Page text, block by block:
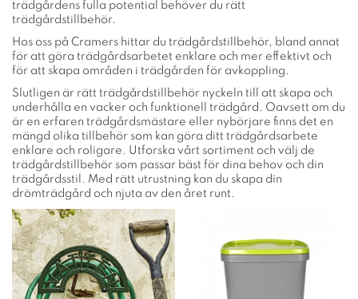
trädgårdens fulla potential behöver du rätt
trädgårdstillbehör.
Hos oss på Cramers hittar du trädgårdstillbehör, bland annat
för att göra trädgårdsarbetet enklare och mer effektivt och
för att skapa områden i trädgården för avkoppling.
Slutligen är rätt trädgårdstillbehör nyckeln till att skapa och
underhålla en vacker och funktionell trädgård. Oavsett om du
är en erfaren trädgårdsmästare eller nybörjare finns det en
mängd olika tillbehör som kan göra ditt trädgårdsarbete
enklare och roligare. Utforska vårt sortiment och välj de
trädgårdstillbehör som passar bäst för dina behov och din
trädgårdsstil. Med rätt utrustning kan du skapa din
drömträdgård och njuta av den året runt.